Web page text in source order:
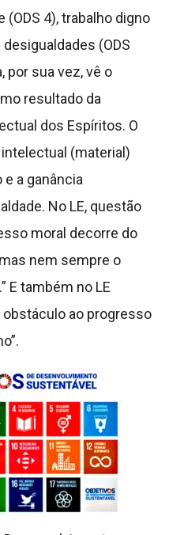
(ODS 4), trabalho digno
(ODS
por sua vez, vê o
resultado da
dos Espíritos. O
(material)
a ganância
No LE, questão
moral decorre do
nem sempre o
E também no LE
obstáculo ao progresso